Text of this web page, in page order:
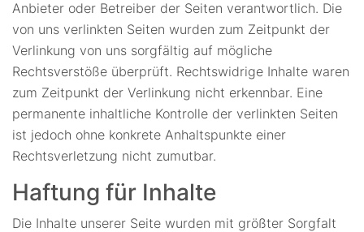
Anbieter oder Betreiber der Seiten verantwortlich. Die
von uns verlinkten Seiten wurden zum Zeitpunkt der
Verlinkung von uns sorgfältig auf mögliche
Rechtsverstöße überprüft. Rechtswidrige Inhalte waren
zum Zeitpunkt der Verlinkung nicht erkennbar. Eine
permanente inhaltliche Kontrolle der verlinkten Seiten
ist jedoch ohne konkrete Anhaltspunkte einer
Rechtsverletzung nicht zumutbar.
Haftung für Inhalte
Die Inhalte unserer Seite wurden mit größter Sorgfalt